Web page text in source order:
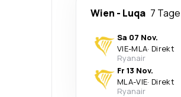
Wien - Luqa 7 Tage
Sa 07 Nov.
VIE-MLA· Direkt
Ryanair
Fr 13 Nov.
MLA-VIE· Direkt
Ryanair